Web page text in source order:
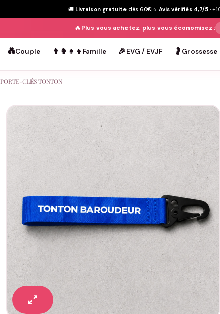
🚚 Livraison gratuite dès 60€|⭐ Avis vérifiés 4,7/5 ·
🔥Plus vous achetez, plus vous économisez :
💑Couple 👨‍👩‍👧‍👦 Famille 🎉EVG / EVJF 🤰 Grossesse
PORTE-CLÉS TONTON